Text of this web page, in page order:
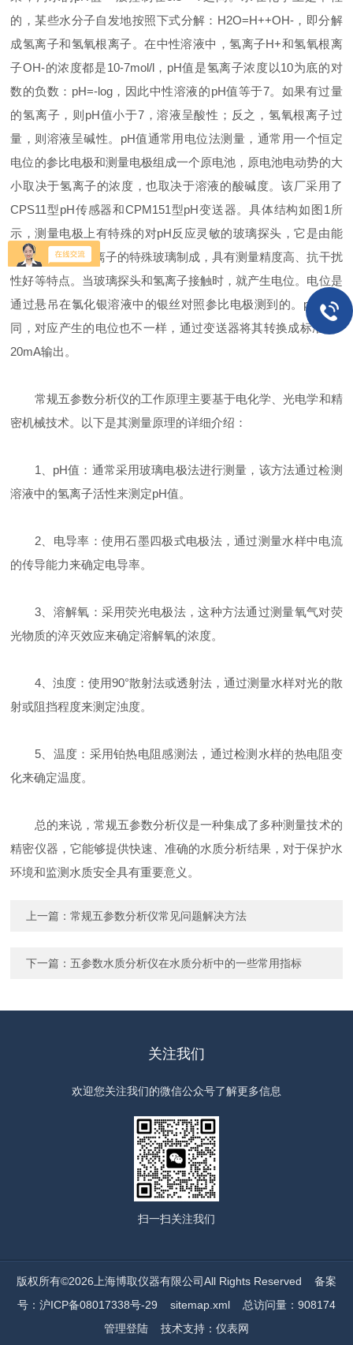
的，某些水分子自发地按照下式分解：H2O=H++OH-，即分解
成氢离子和氢氧根离子。在中性溶液中，氢离子H+和氢氧根离
子OH-的浓度都是10-7mol/l，pH值是氢离子浓度以10为底的对
数的负数：pH=-log，因此中性溶液的pH值等于7。如果有过量
的氢离子，则pH值小于7，溶液呈酸性；反之，氢氧根离子过
量，则溶液呈碱性。pH值通常用电位法测量，通常用一个恒定
电位的参比电极和测量电极组成一个原电池，原电池电动势的大
小取决于氢离子的浓度，也取决于溶液的酸碱度。该厂采用了
CPS11型pH传感器和CPM151型pH变送器。具体结构如图1所
示，测量电极上有特殊的对pH反应灵敏的玻璃探头，它是由能
导电、能渗透氢离子的特殊玻璃制成，具有测量精度高、抗干扰
性好等特点。当玻璃探头和氢离子接触时，就产生电位。电位是
通过悬吊在氯化银溶液中的银丝对照参比电极测到的。pH值不
同，对应产生的电位也不一样，通过变送器将其转换成标准4～
20mA输出。
常规五参数分析仪的工作原理主要基于电化学、光电学和精
密机械技术。以下是其测量原理的详细介绍：
1、pH值：通常采用玻璃电极法进行测量，该方法通过检测
溶液中的氢离子活性来测定pH值。
2、电导率：使用石墨四极式电极法，通过测量水样中电流
的传导能力来确定电导率。
3、溶解氧：采用荧光电极法，这种方法通过测量氧气对荧
光物质的淬灭效应来确定溶解氧的浓度。
4、浊度：使用90°散射法或透射法，通过测量水样对光的散
射或阻挡程度来测定浊度。
5、温度：采用铂热电阻感测法，通过检测水样的热电阻变
化来确定温度。
总的来说， 常规五参数分析仪是一种集成了多种测量技术的
精密仪器，它能够提供快速、准确的水质分析结果，对于保护水
环境和监测水质安全具有重要意义。
上一篇：常规五参数分析仪常见问题解决方法
下一篇： 五参数水质分析仪在水质分析中的一些常用指标
关注我们
欢迎您关注我们的微信公众号了解更多信息
扫一扫关注我们
版权所有©2026上海博取仪器有限公司All Rights Reserved 备案
号：沪ICP备08017338号-29
sitemap.xml总访问量：908174
管理登陆技术支持： 仪表网